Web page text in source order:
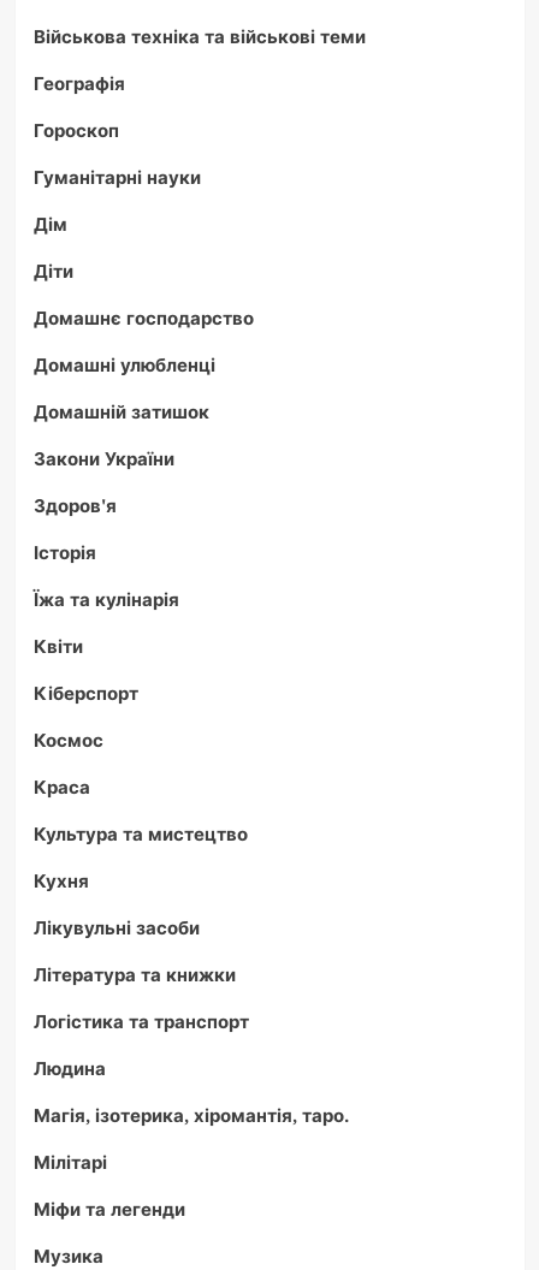
Військова техніка та військові теми
Географія
Гороскоп
Гуманітарні науки
Дім
Діти
Домашнє господарство
Домашні улюбленці
Домашній затишок
Закони України
Здоров'я
Історія
Їжа та кулінарія
Квіти
Кіберспорт
Космос
Краса
Культура та мистецтво
Кухня
Лікувульні засоби
Література та книжки
Логістика та транспорт
Людина
Магія, ізотерика, хіромантія, таро.
Мілітарі
Міфи та легенди
Музика